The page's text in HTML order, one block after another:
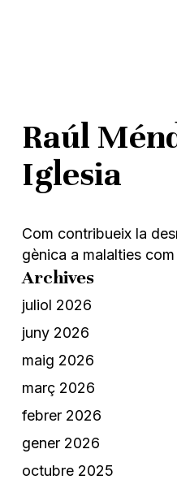
Raúl
Iglesia
Com contribueix la
gènica a malalties
Archives
juliol 2026
juny 2026
maig 2026
març 2026
febrer 2026
gener 2026
octubre 2025